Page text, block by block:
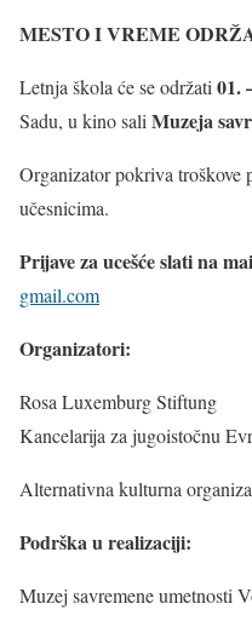
MESTO I VREME
Letnja škola će se održati 01.
Sadu, u kino sali Muzeja
Organizator pokriva troškove
učesnicima.
Prijave za ucešće slati na
gmail.com
Organizatori:
Rosa Luxemburg Stiftung
Kancelarija za jugoistočnu
Alternativna kulturna
Podrška u realizaciji:
Muzej savremene umetnosti